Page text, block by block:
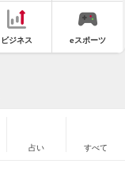
ビジネス eスポーツ
占い すべて